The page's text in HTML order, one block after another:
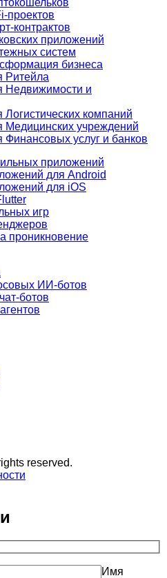
проектов
контрактов
приложений
систем
бизнеса
Ритейла
Недвижимости и
компаний
учреждений
услуг и банков
приложений
для Android
для iOS
игр
проникновение
ИИ-ботов
ботов
reserved.
Имя